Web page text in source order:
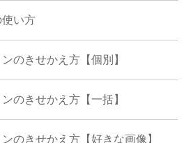
い方
のきせかえ方【個別】
のきせかえ方【一括】
のきせかえ方【好きな画像】